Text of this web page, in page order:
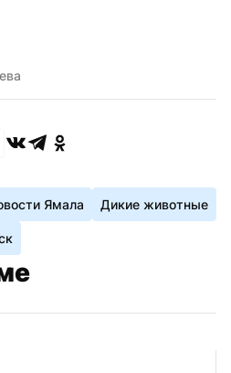
Ямала Дикие животные